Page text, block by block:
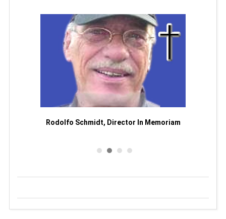
Rodolfo Schmidt, Director In Memoriam